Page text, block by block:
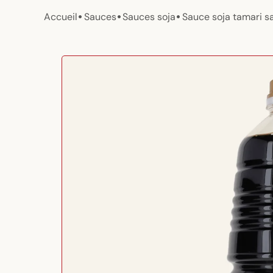
Accueil•Sauces•Sauces soja•Sauce soja tamari
Passer aux